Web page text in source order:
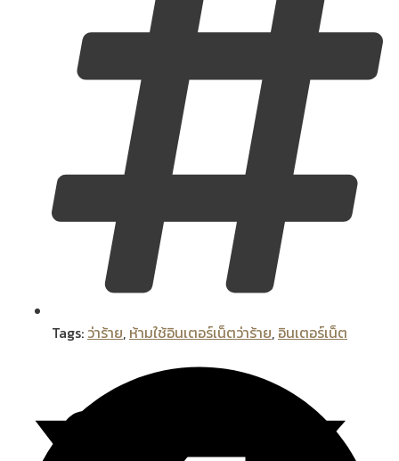
Tags: ว่าร้าย, ห้ามใช้อินเตอร์เน็ตว่าร้าย, อินเตอร์เน็ต